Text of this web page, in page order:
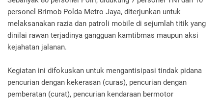
personel Brimob Polda Metro Jaya, diterjunkan untuk
melaksanakan razia dan patroli mobile di sejumlah titik yang
dinilai rawan terjadinya gangguan kamtibmas maupun aksi
kejahatan jalanan.
Kegiatan ini difokuskan untuk mengantisipasi tindak pidana
pencurian dengan kekerasan (curas), pencurian dengan
pemberatan (curat), pencurian kendaraan bermotor